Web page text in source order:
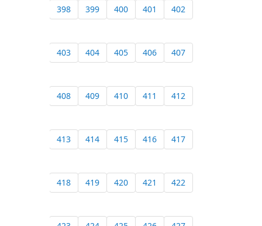
398 399 400 401 402
403 404 405 406 407
408 409 410 411 412
413 414 415 416 417
418 419 420 421 422